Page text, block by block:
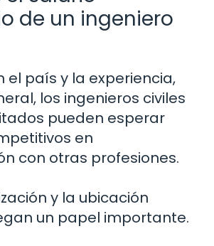
de un ingeniero
el país y la experiencia,
los ingenieros civiles
pueden esperar
en
con otras profesiones.
y la ubicación
un papel importante.